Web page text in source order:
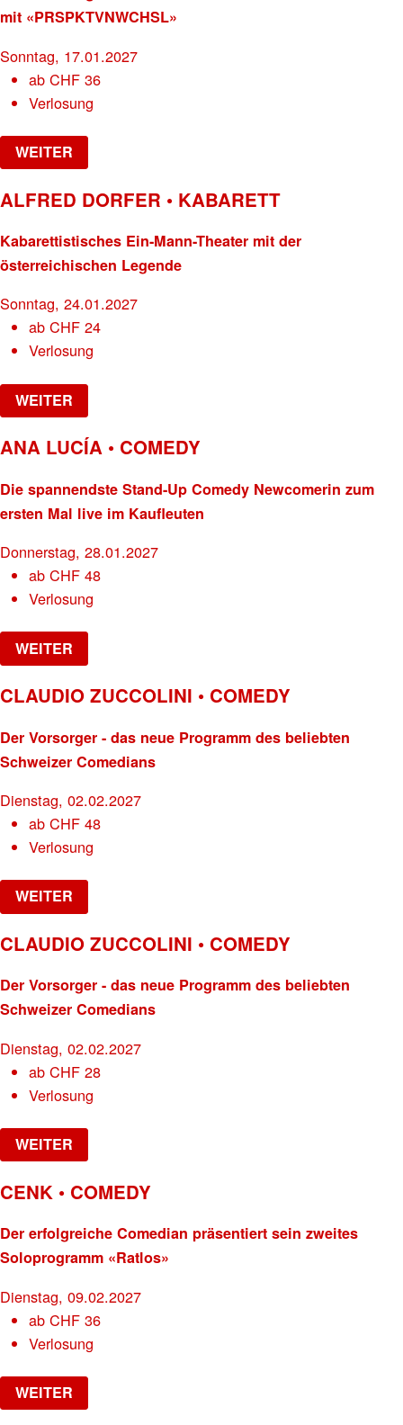
mit «PRSPKTVNWCHSL»
Sonntag, 17.01.2027
abCHF 36
Verlosung
WEITER
ALFRED DORFER • KABARETT
Kabarettistisches Ein-Mann-Theater mit der
österreichischen Legende
Sonntag, 24.01.2027
abCHF 24
Verlosung
WEITER
ANA LUCÍA • COMEDY
Die spannendste Stand-Up Comedy Newcomerin zum
ersten Mal live im Kaufleuten
Donnerstag, 28.01.2027
abCHF 48
Verlosung
WEITER
CLAUDIO ZUCCOLINI • COMEDY
Der Vorsorger - das neue Programm des beliebten
Schweizer Comedians
Dienstag, 02.02.2027
abCHF 48
Verlosung
WEITER
CLAUDIO ZUCCOLINI • COMEDY
Der Vorsorger - das neue Programm des beliebten
Schweizer Comedians
Dienstag, 02.02.2027
abCHF 28
Verlosung
WEITER
CENK • COMEDY
Der erfolgreiche Comedian präsentiert sein zweites
Soloprogramm «Ratlos»
Dienstag, 09.02.2027
abCHF 36
Verlosung
WEITER